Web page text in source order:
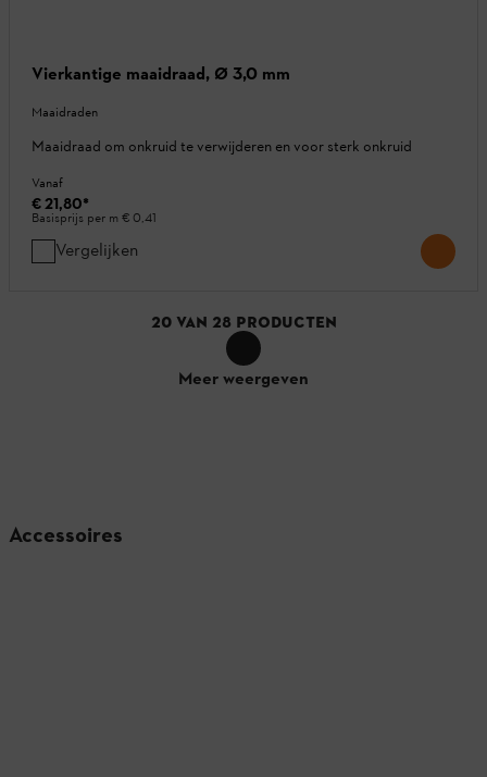
Vierkantige maaidraad, Ø 3,0 mm
Maaidraden
Maaidraad om onkruid te verwijderen en voor sterk onkruid
Vanaf
€ 21,80*
Basisprijs per m € 0,41
Vergelijken
20 VAN 28 PRODUCTEN
Meer weergeven
Accessoires